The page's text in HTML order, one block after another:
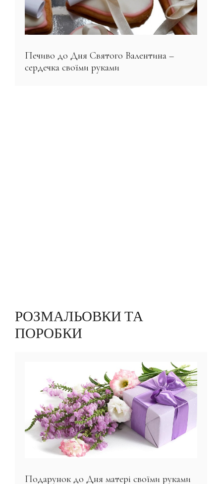
Печиво до Дня Святого Валентина –
сердечка своїми руками
РОЗМАЛЬОВКИ ТА
ПОРОБКИ
Подарунок до Дня матері своїми руками